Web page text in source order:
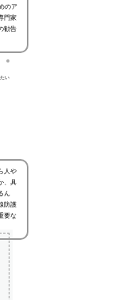
のア
門家
勧告
い
人や
、具
ん
防護
要な